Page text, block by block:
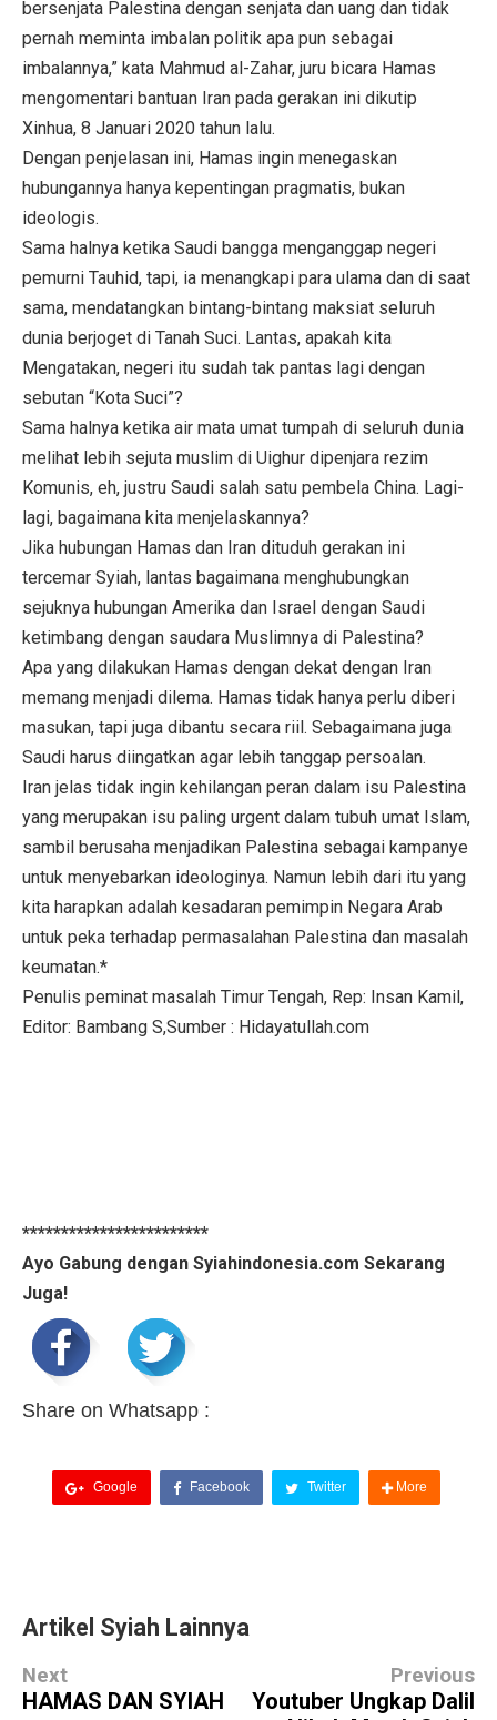
bersenjata Palestina dengan senjata dan uang dan tidak
pernah meminta imbalan politik apa pun sebagai
imbalannya,” kata Mahmud al-Zahar, juru bicara Hamas
mengomentari bantuan Iran pada gerakan ini dikutip
Xinhua, 8 Januari 2020 tahun lalu.
Dengan penjelasan ini, Hamas ingin menegaskan
hubungannya hanya kepentingan pragmatis, bukan
ideologis.
Sama halnya ketika Saudi bangga menganggap negeri
pemurni Tauhid, tapi, ia menangkapi para ulama dan di saat
sama, mendatangkan bintang-bintang maksiat seluruh
dunia berjoget di Tanah Suci. Lantas, apakah kita
Mengatakan, negeri itu sudah tak pantas lagi dengan
sebutan “Kota Suci”?
Sama halnya ketika air mata umat tumpah di seluruh dunia
melihat lebih sejuta muslim di Uighur dipenjara rezim
Komunis, eh, justru Saudi salah satu pembela China. Lagi-
lagi, bagaimana kita menjelaskannya?
Jika hubungan Hamas dan Iran dituduh gerakan ini
tercemar Syiah, lantas bagaimana menghubungkan
sejuknya hubungan Amerika dan Israel dengan Saudi
ketimbang dengan saudara Muslimnya di Palestina?
Apa yang dilakukan Hamas dengan dekat dengan Iran
memang menjadi dilema. Hamas tidak hanya perlu diberi
masukan, tapi juga dibantu secara riil. Sebagaimana juga
Saudi harus diingatkan agar lebih tanggap persoalan.
Iran jelas tidak ingin kehilangan peran dalam isu Palestina
yang merupakan isu paling urgent dalam tubuh umat Islam,
sambil berusaha menjadikan Palestina sebagai kampanye
untuk menyebarkan ideologinya. Namun lebih dari itu yang
kita harapkan adalah kesadaran pemimpin Negara Arab
untuk peka terhadap permasalahan Palestina dan masalah
keumatan.*
Penulis peminat masalah Timur Tengah, Rep: Insan Kamil,
Editor: Bambang S,Sumber : Hidayatullah.com
************************
Ayo Gabung dengan Syiahindonesia.com Sekarang
Juga!
Share on Whatsapp :
Google Facebook Twitter More
Artikel Syiah Lainnya
Next
HAMAS DAN SYIAH
Previous
Youtuber Ungkap Dalil